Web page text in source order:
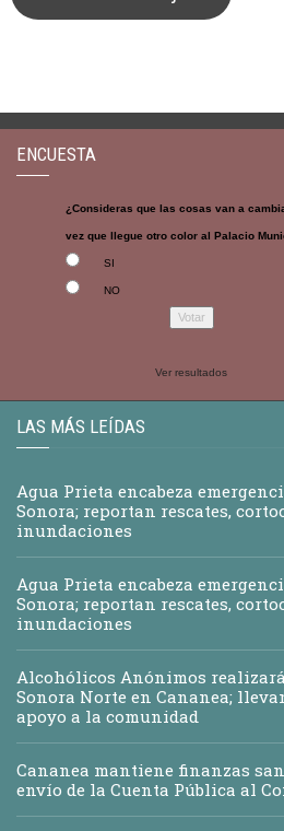
ENCUESTA
¿Consideras que las cosas van a
vez que llegue otro color al Palacio
SI
NO
Ver resultados
LAS MÁS LEÍDAS
Agua Prieta encabeza
Sonora; reportan rescates,
inundaciones
Agua Prieta encabeza
Sonora; reportan rescates,
inundaciones
Alcohólicos Anónimos realizará
Sonora Norte en Cananea;
apoyo a la comunidad
Cananea mantiene finanzas
envío de la Cuenta Pública al